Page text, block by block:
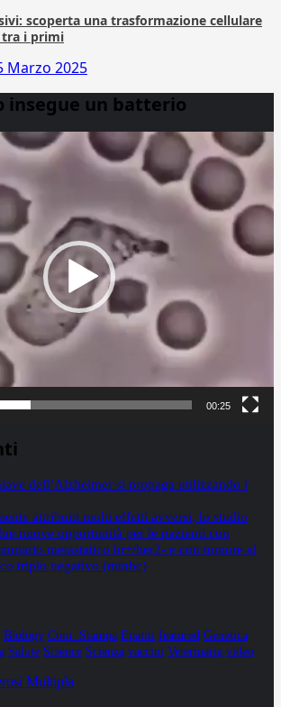
scoperta una trasformazione cellulare
tra i primi
Marzo 2025
insegue un batterio
00:25
dell’Alzheimer si propaga utilizzando i
attribuiti molti effetti avversi, lo studio
nuove opportunità per le pazienti con
metastatico hr+/her2- e con tumore al
triplo negativo (mtnbc)
Biology Com. Stampa Epatiti featured Genetica
Salute Science Scienza vaccini Veterinaria video
Multipla